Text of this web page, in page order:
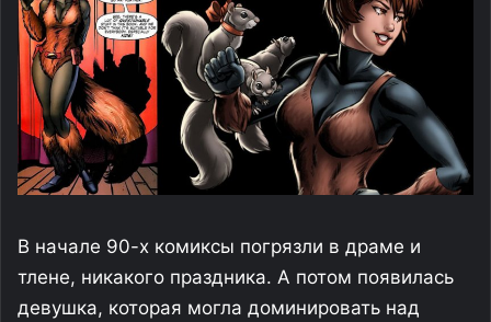
В начале 90-х комиксы погрязли в драме и
тлене, никакого праздника. А потом появилась
девушка, которая могла доминировать над